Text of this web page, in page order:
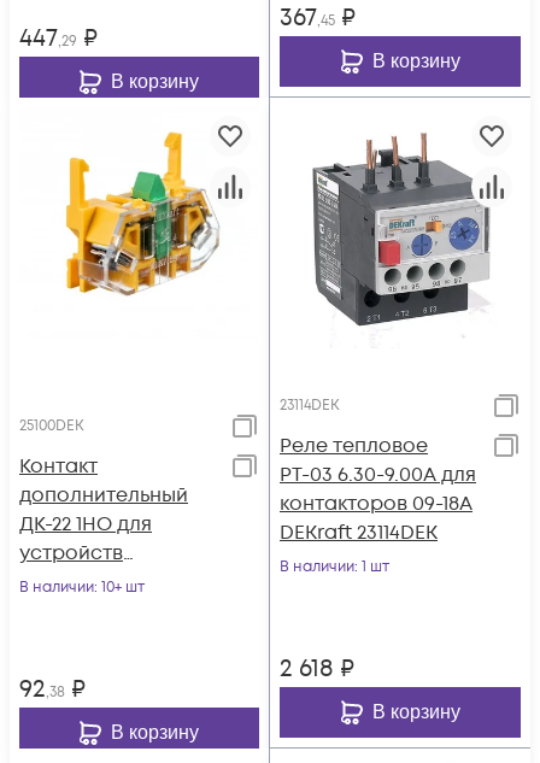
447,29 ₽
В корзину
367,45 ₽
В корзину
25100DEK
Контакт
дополнительный
ДК-22 1НО для
устройств
управления и
В наличии: 10+ шт
92,38 ₽
В корзину
23114DEK
Реле тепловое
РТ-03 6.30-9.00А для
контакторов 09-18А
DEKraft 23114DEK
В наличии: 1 шт
2 618 ₽
В корзину